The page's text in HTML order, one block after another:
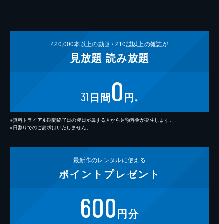
420,000本以上の動画 /210誌以上の雑誌が
見放題 読み放題
31 日間0円 ※
※無料トライアル期間終了日の翌日が属する月から月額料金が発生します。
※日割りでのご請求はいたしません。
最新作のレンタルに使える
ポイント プレゼント
600円分